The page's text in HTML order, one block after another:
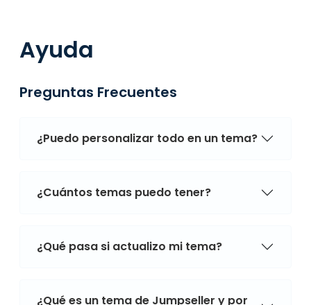
Ayuda
Preguntas Frecuentes
¿Puedo personalizar todo en un tema?
¿Cuántos temas puedo tener?
¿Qué pasa si actualizo mi tema?
¿Qué es un tema de Jumpseller y por